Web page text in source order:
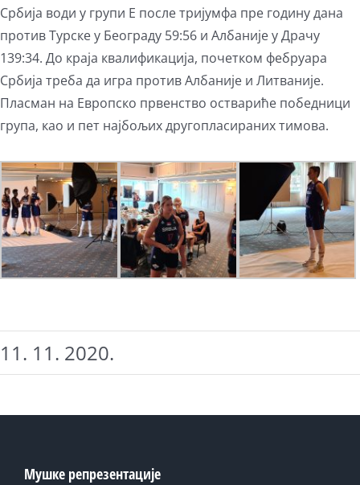
Србија води у групи Е после тријумфа пре годину дана
против Турске у Београду 59:56 и Албаније у Драчу
139:34. До краја квалификација, почетком фебруара
Србија треба да игра против Албаније и Литваније.
Пласман на Европско првенство оствариће победници
група, као и пет најбољих другопласираних тимова.
11. 11. 2020.
Мушке репрезентације